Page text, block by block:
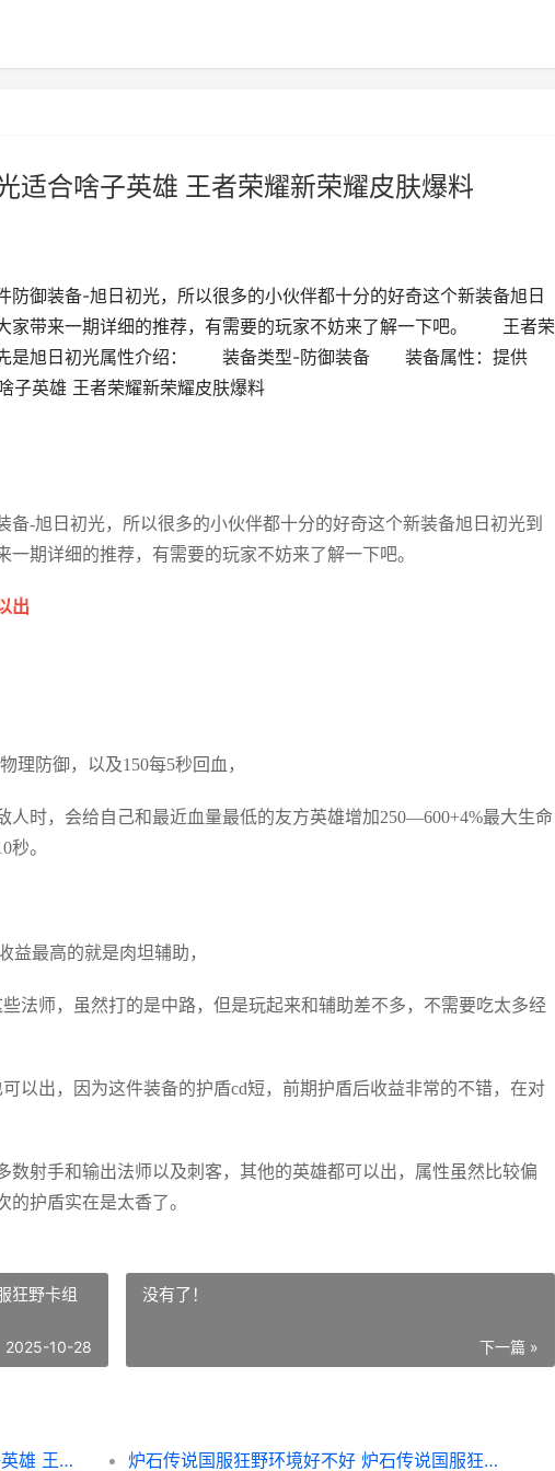
适合啥子英雄 王者荣耀新荣耀皮肤爆料
御装备-旭日初光，所以很多的小伙伴都十分的好奇这个新装备旭日
家带来一期详细的推荐，有需要的玩家不妨来了解一下吧。 王者荣
是旭日初光属性介绍： 装备类型-防御装备 装备属性：提供
子英雄 王者荣耀新荣耀皮肤爆料
备-旭日初光，所以很多的小伙伴都十分的好奇这个新装备旭日初光到
期详细的推荐，有需要的玩家不妨来了解一下吧。
出
防御，以及150每5秒回血，
时，会给自己和最近血量最低的友方英雄增加250—600+4%最大生命
秒。
益最高的就是肉坦辅助，
些法师，虽然打的是中路，但是玩起来和辅助差不多，不需要吃太多经
出，因为这件装备的护盾cd短，前期护盾后收益非常的不错，在对
射手和输出法师以及刺客，其他的英雄都可以出，属性虽然比较偏
护盾实在是太香了。
狂野卡组
2025-10-28
没有了！
下一篇 »
王者荣耀荣耀新装备旭日初光适合啥子英雄 王者荣耀新荣耀皮肤爆料 炉石传说国服狂野环境好不好 炉石传说国服狂野卡组胜率多少